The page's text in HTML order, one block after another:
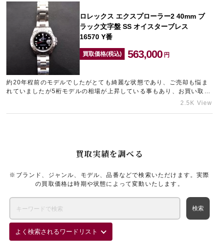
買取実績を調べる
※ブランド、ジャンル、モデル、品番などで検索いただけます。実際
の買取価格は時期や状態によって変動いたします。
よく検索されるワードリスト
ロレックス エクスプローラー2 40mm ブ
ラック文字盤 SS オイスターブレス
16570 Y番
買取価格(税込) 563,000 円
約20年程前のモデルでしたがとても綺麗な状態であり、ご売却も悩ま
れていましたが5桁モデルの相場が上昇している事もあり、お買い取り
が成立致しました。 ロレックスは売却される際も値段が残りやすく、
2.5K View